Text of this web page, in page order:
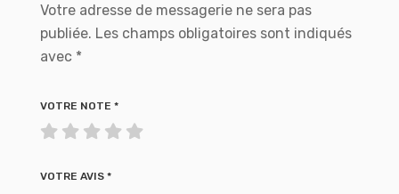
Votre adresse de messagerie ne sera pas
publiée. Les champs obligatoires sont indiqués
avec *
VOTRE NOTE *
VOTRE AVIS *